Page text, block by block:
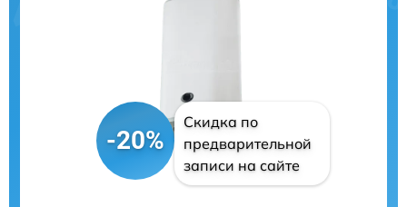
-20%
Скидка по
предварительной
записи на сайте